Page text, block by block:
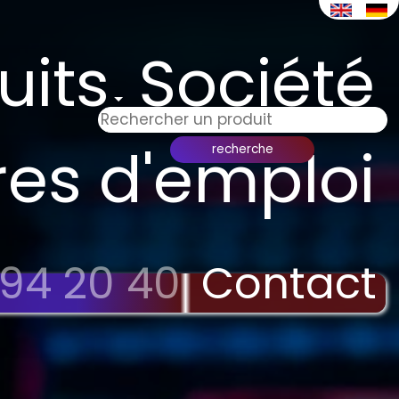
Société
d'emploi
20 40 Contact